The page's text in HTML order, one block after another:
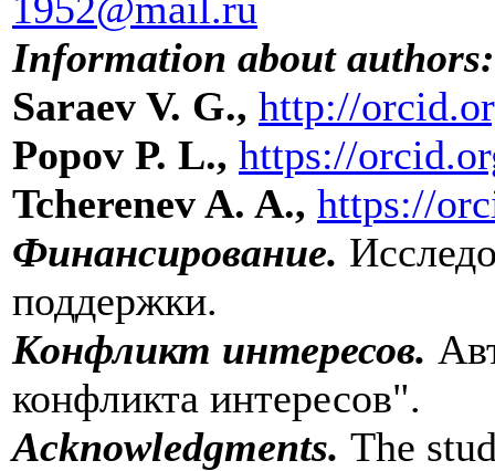
Information about authors:
Saraev V. G., http://
Popov P. L., https://
Tcherenev A. A., https://
Финансирование.
поддержки.
Конфликт интересов.
конфликта интересов".
Acknowledgments. The